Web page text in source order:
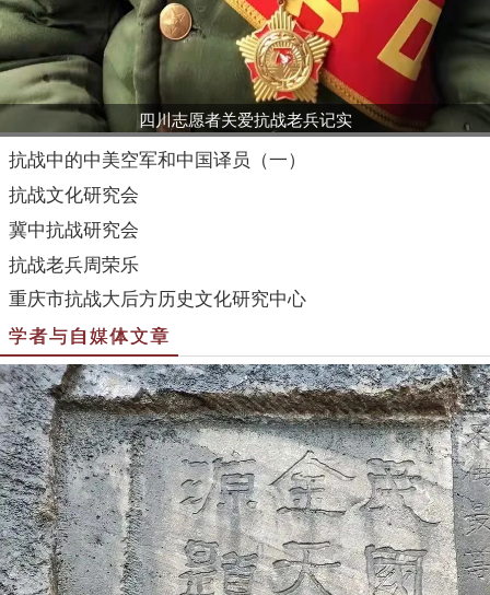
四川志愿者关爱抗战老兵记实
抗战中的中美空军和中国译员（一）
抗战文化研究会
冀中抗战研究会
抗战老兵周荣乐
重庆市抗战大后方历史文化研究中心
学者与自媒体文章